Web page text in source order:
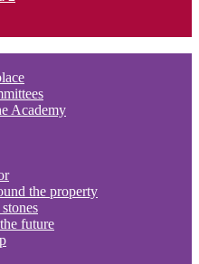
Academy
the property
future